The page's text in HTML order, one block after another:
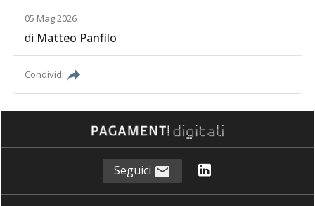
05 Mag 2026
di Matteo Panfilo
Condividi
Seguici